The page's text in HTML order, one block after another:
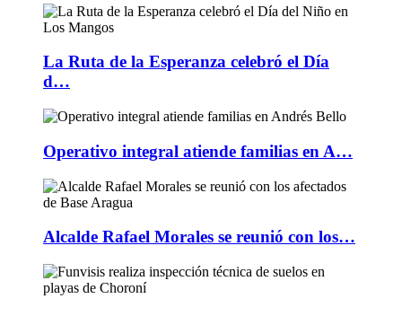
La Ruta de la Esperanza celebró el Día
d…
Operativo integral atiende familias en A…
Alcalde Rafael Morales se reunió con los…